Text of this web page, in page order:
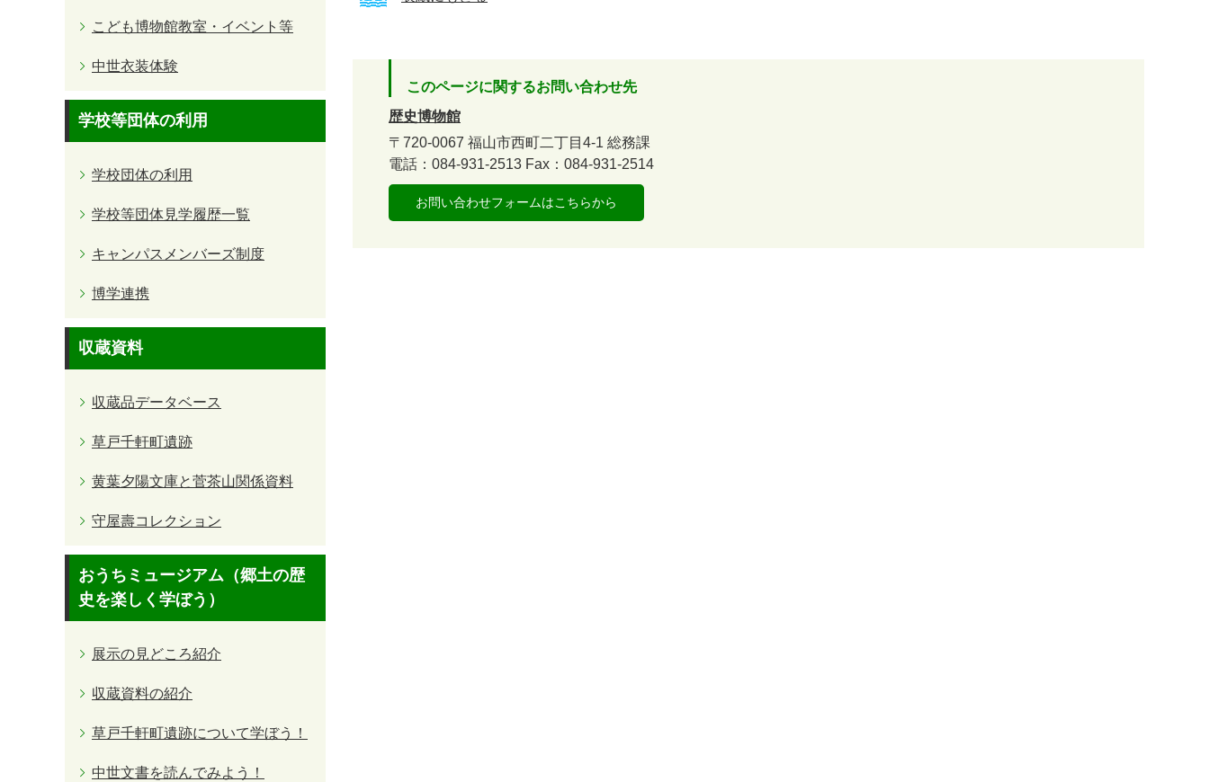
このページに関するお問い合わせ先
歴史博物館
〒720-0067 福山市西町二丁目4-1 総務課
電話：084-931-2513 Fax：084-931-2514
お問い合わせフォームはこちらから
こども博物館教室・イベント等
中世衣装体験
学校等団体の利用
学校団体の利用
学校等団体見学履歴一覧
キャンパスメンバーズ制度
博学連携
収蔵資料
収蔵品データベース
草戸千軒町遺跡
黄葉夕陽文庫と菅茶山関係資料
守屋壽コレクション
おうちミュージアム（郷土の歴
史を楽しく学ぼう）
展示の見どころ紹介
収蔵資料の紹介
草戸千軒町遺跡について学ぼう！
中世文書を読んでみよう！